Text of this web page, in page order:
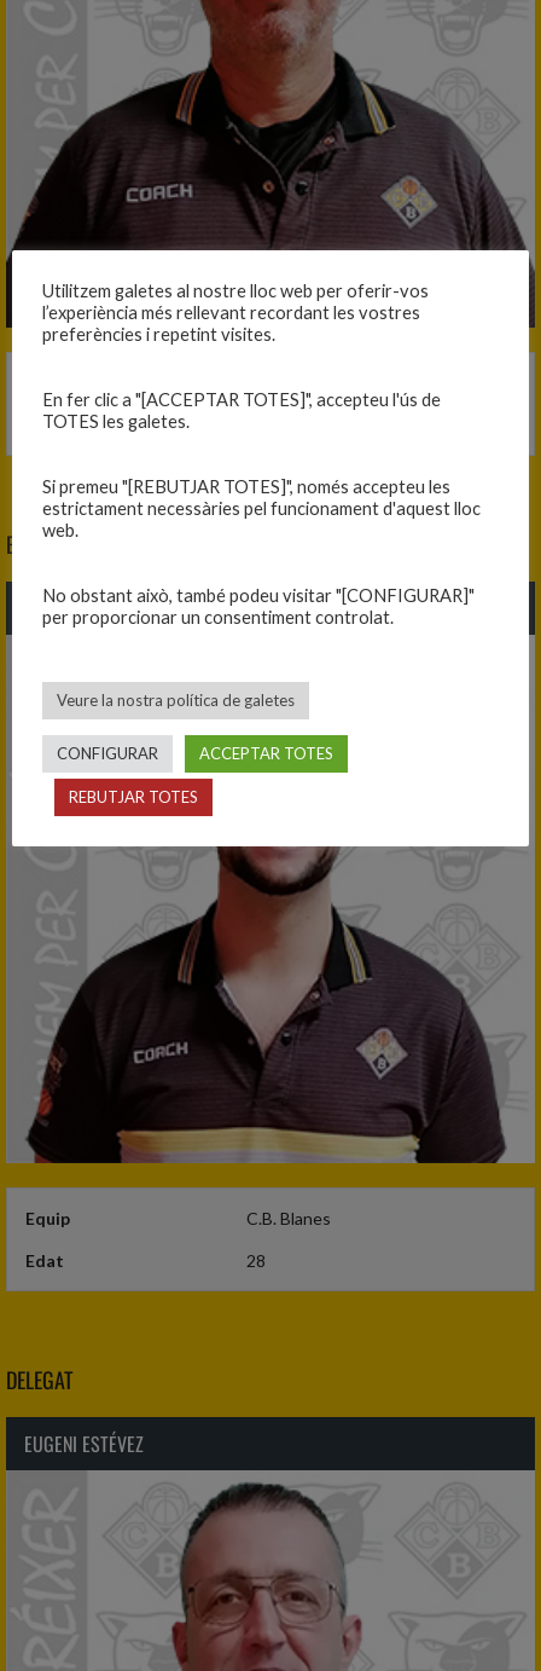
Edat
ENTRENADOR AJUDANT
RICARD SERRA
Equip C.B. Blanes
Edat 28
DELEGAT
EUGENI ESTÉVEZ
Utilitzem galetes al nostre lloc web per oferir-vos
l’experiència més rellevant recordant les vostres
preferències i repetint visites.
En fer clic a "[ACCEPTAR TOTES]", accepteu l'ús de
TOTES les galetes.
Si premeu "[REBUTJAR TOTES]", només accepteu les
estrictament necessàries pel funcionament d'aquest lloc
web.
No obstant això, també podeu visitar "[CONFIGURAR]"
per proporcionar un consentiment controlat.
Veure la nostra política de galetes
CONFIGURAR ACCEPTAR TOTES
REBUTJAR TOTES